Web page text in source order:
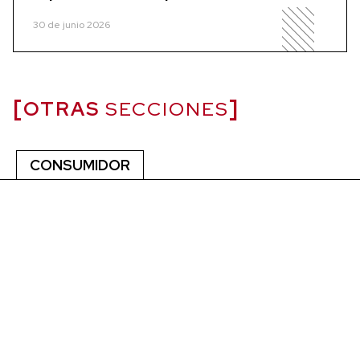
30 de junio 2026
OTRAS SECCIONES
CONSUMIDOR